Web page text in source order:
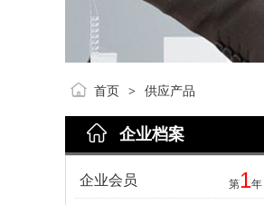
首页 > 供应产品
企业档案
企业会员 第1年